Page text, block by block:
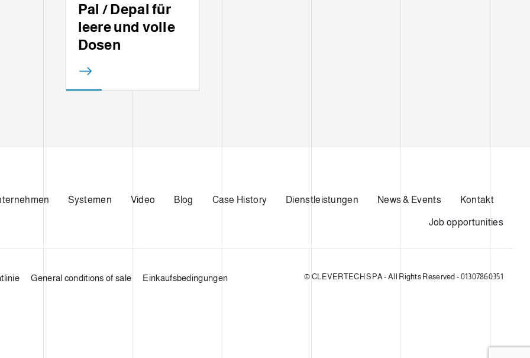
Pal / Depal für
leere und volle
Dosen
Systemen Video Blog Case History Dienstleistungen News & Events Kontakt
Job opportunities
General conditions of sale Einkaufsbedingungen © CLEVERTECH SPA - All Rights Reserved - 01307860351